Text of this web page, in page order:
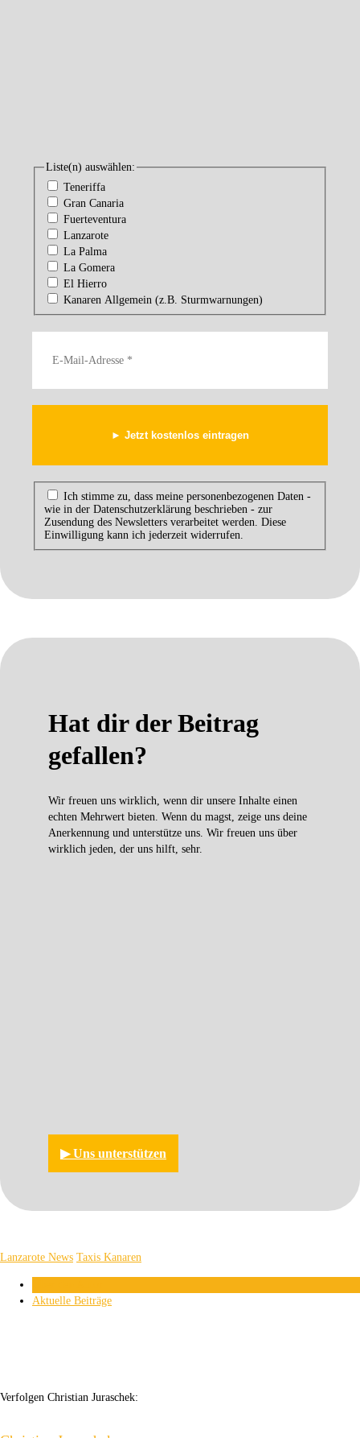
Liste(n) auswählen:
Teneriffa
Gran Canaria
Fuerteventura
Lanzarote
La Palma
La Gomera
El Hierro
Kanaren Allgemein (z.B. Sturmwarnungen)
Ich stimme zu, dass meine personenbezogenen Daten -
wie in der Datenschutzerklärung beschrieben - zur
Zusendung des Newsletters verarbeitet werden. Diese
Einwilligung kann ich jederzeit widerrufen.
Hat dir der Beitrag
gefallen?
Wir freuen uns wirklich, wenn dir unsere Inhalte einen
echten Mehrwert bieten. Wenn du magst, zeige uns deine
Anerkennung und unterstütze uns. Wir freuen uns über
wirklich jeden, der uns hilft, sehr.
▶︎ Uns unterstützen
Lanzarote News Taxis Kanaren
Aktuelle Beiträge
Verfolgen Christian Juraschek: